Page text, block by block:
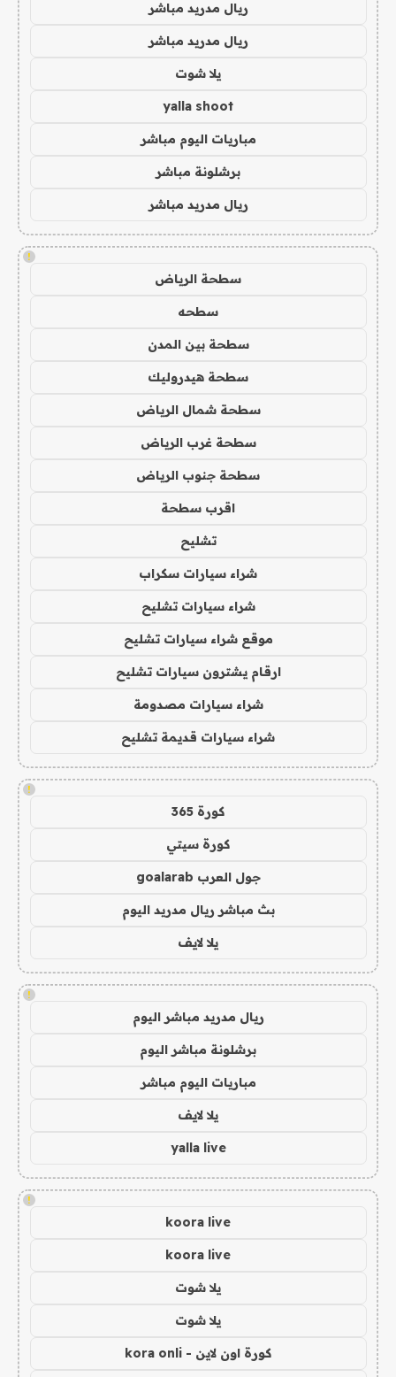
ريال مدريد مباشر
ريال مدريد مباشر
يلا شوت
yalla shoot
مباريات اليوم مباشر
برشلونة مباشر
ريال مدريد مباشر
!
سطحة الرياض
سطحه
سطحة بين المدن
سطحة هيدروليك
سطحة شمال الرياض
سطحة غرب الرياض
سطحة جنوب الرياض
اقرب سطحة
تشليح
شراء سيارات سكراب
شراء سيارات تشليح
موقع شراء سيارات تشليح
ارقام يشترون سيارات تشليح
شراء سيارات مصدومة
شراء سيارات قديمة تشليح
!
كورة 365
كورة سيتي
جول العرب goalarab
بث مباشر ريال مدريد اليوم
يلا لايف
!
ريال مدريد مباشر اليوم
برشلونة مباشر اليوم
مباريات اليوم مباشر
يلا لايف
yalla live
!
koora live
koora live
يلا شوت
يلا شوت
كورة اون لاين - kora onli